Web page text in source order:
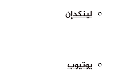
لينكدإن
يوتيوب